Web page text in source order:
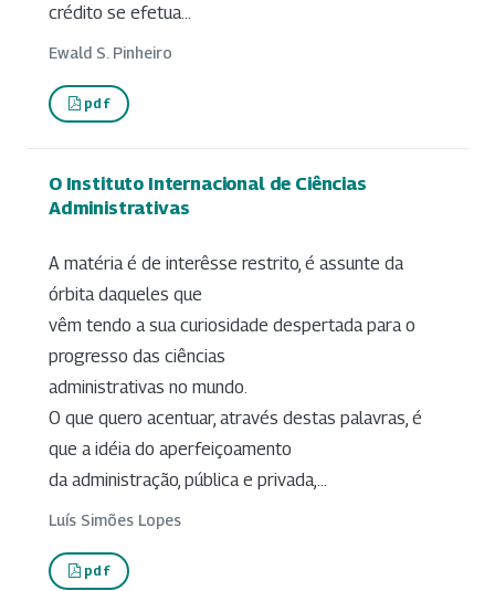
crédito se efetua...
Ewald S. Pinheiro
pdf
O Instituto Internacional de Ciências
Administrativas
A matéria é de interêsse restrito, é assunte da
órbita daqueles que
vêm tendo a sua curiosidade despertada para o
progresso das ciências
administrativas no mundo.
O que quero acentuar, através destas palavras, é
que a idéia do aperfeiçoamento
da administração, pública e privada,...
Luís Simões Lopes
pdf